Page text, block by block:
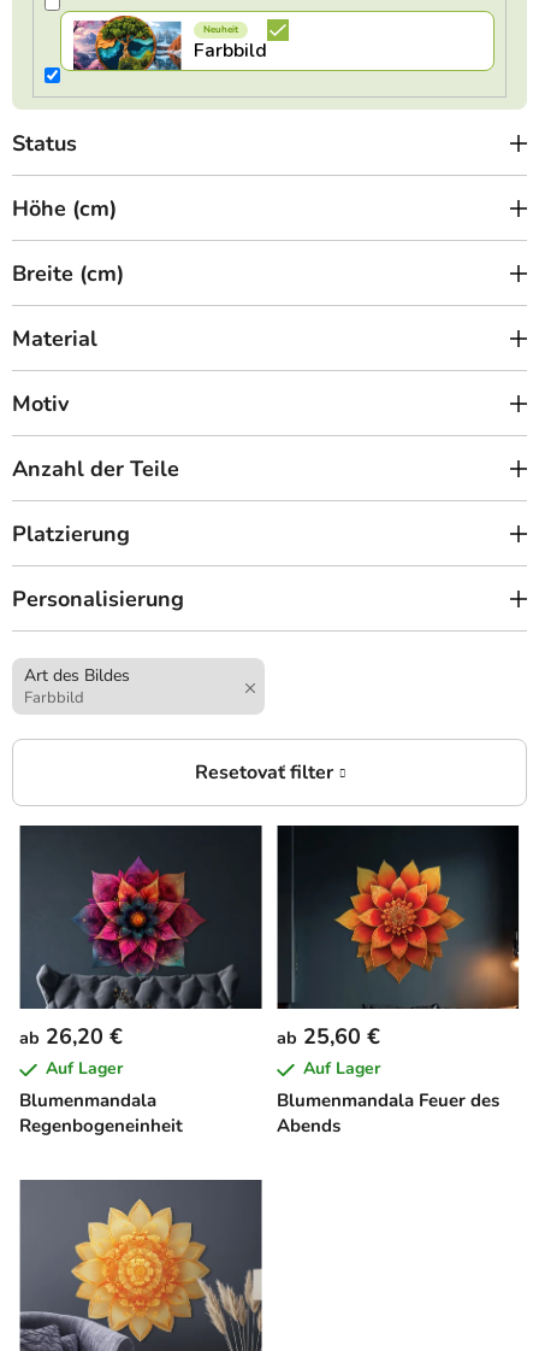
Status
Höhe (cm)
Breite (cm)
Material
Motiv
Anzahl der Teile
Platzierung
Personalisierung
Art des Bildes
Farbbild
L
e
r
P
r
d
e
Blumenmandala
Regenbogeneinheit
ab 26,20 €
Auf Lager
Blumenmandala Feuer des
Abends
ab 25,60 €
Auf Lager